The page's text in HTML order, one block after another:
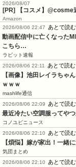
2026/08/07
[PR] 【コスメ】@cosme
Amazon
2026/08/06 22:47
あとで読む
動画配信中に亡くなった
こちら…
ラビット速報
2026/08/06 22:11
あとで読む
【画像】池田レイラちゃ
ｗｗｗ
mashlife通信
2026/08/06 22:09
あとで読む
最近冷たい空調服ってや
コノユビニュース
2026/08/06 22:10
あとで読む
【煩悩】嫁が家出！一緒
気団まとめ
2026/08/06 22:10
あとで読む